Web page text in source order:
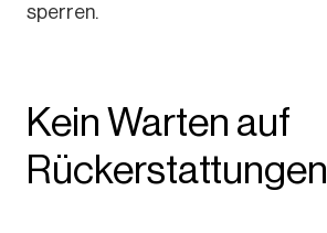
sperren.
Kein Warten auf
Rückerstattungen